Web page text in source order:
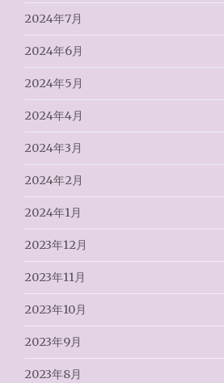
2024年7月
2024年6月
2024年5月
2024年4月
2024年3月
2024年2月
2024年1月
2023年12月
2023年11月
2023年10月
2023年9月
2023年8月